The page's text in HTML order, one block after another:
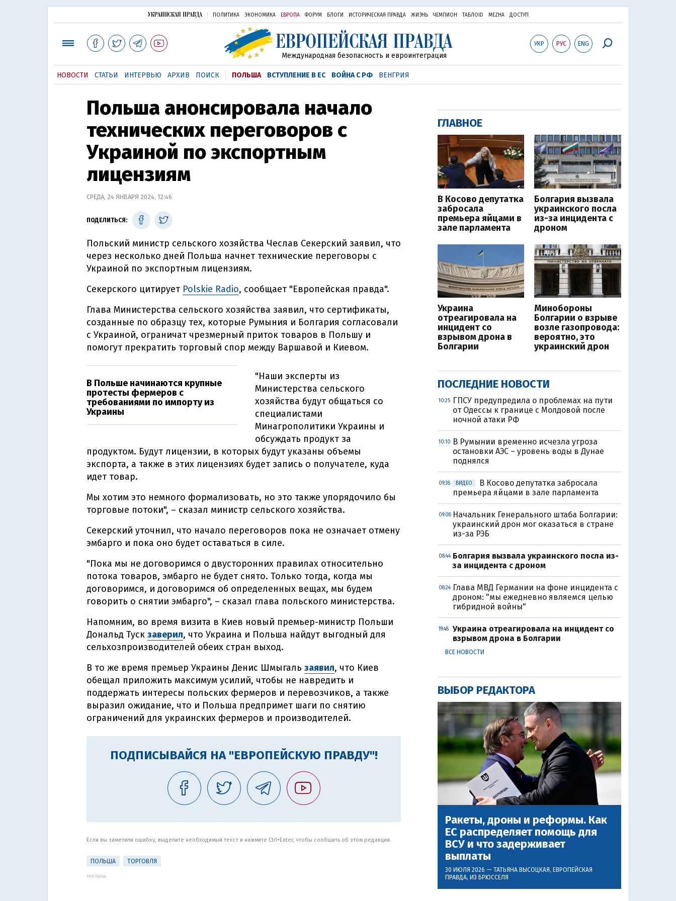
ПОЛИТИКА ЭКОНОМИКА ЕВРОПА ФОРУМ БЛОГИ ИСТОРИЧЕСКАЯ ПРАВДА ЖИЗНЬ ЧЕМПИОН ТАБЛОID MEZHA ДОСТУП
УКР РУС ENG
Международная безопасность и евроинтеграция
НОВОСТИ СТАТЬИ ИНТЕРВЬЮ АРХИВ ПОИСК ПОЛЬША ВСТУПЛЕНИЕ В ЕС ВОЙНА С РФ ВЕНГРИЯ
Польша анонсировала начало
технических переговоров с
Украиной по экспортным
лицензиям
СРЕДА, 24 ЯНВАРЯ 2024, 12:46
ПОДЕЛИТЬСЯ:
Польский министр сельского хозяйства Чеслав Секерский заявил, что
через несколько дней Польша начнет технические переговоры с
Украиной по экспортным лицензиям.
Секерского цитирует Polskie Radio, сообщает "Европейская правда".
Глава Министерства сельского хозяйства заявил, что сертификаты,
созданные по образцу тех, которые Румыния и Болгария согласовали
с Украиной, ограничат чрезмерный приток товаров в Польшу и
помогут прекратить торговый спор между Варшавой и Киевом.
В Польше начинаются крупные
протесты фермеров с
требованиями по импорту из
Украины
"Наши эксперты из
Министерства сельского
хозяйства будут общаться со
специалистами
Минагрополитики Украины и
обсуждать продукт за
продуктом. Будут лицензии, в которых будут указаны объемы
экспорта, а также в этих лицензиях будет запись о получателе, куда
идет товар.
Мы хотим это немного формализовать, но это также упорядочило бы
торговые потоки", – сказал министр сельского хозяйства.
Секерский уточнил, что начало переговоров пока не означает отмену
эмбарго и пока оно будет оставаться в силе.
"Пока мы не договоримся о двусторонних правилах относительно
потока товаров, эмбарго не будет снято. Только тогда, когда мы
договоримся, и договоримся об определенных вещах, мы будем
говорить о снятии эмбарго", – сказал глава польского министерства.
Напомним, во время визита в Киев новый премьер-министр Польши
Дональд Туск заверил, что Украина и Польша найдут выгодный для
сельхозпроизводителей обеих стран выход.
В то же время премьер Украины Денис Шмыгаль заявил, что Киев
обещал приложить максимум усилий, чтобы не навредить и
поддержать интересы польских фермеров и перевозчиков, а также
выразил ожидание, что и Польша предпримет шаги по снятию
ограничений для украинских фермеров и производителей.
ПОДПИСЫВАЙСЯ НА "ЕВРОПЕЙСКУЮ ПРАВДУ"!
Если вы заметили ошибку, выделите необходимый текст и нажмите Ctrl+Enter, чтобы сообщить об этом редакции.
ПОЛЬША ТОРГОВЛЯ
РЕКЛАМА:
ГЛАВНОЕ
В Косово депутатка
забросала
премьера яйцами в
зале парламента
Болгария вызвала
украинского посла
из-за инцидента с
дроном
Украина
отреагировала на
инцидент со
взрывом дрона в
Болгарии
Минобороны
Болгарии о взрыве
возле газопровода:
вероятно, это
украинский дрон
ПОСЛЕДНИЕ НОВОСТИ
10:25
ГПСУ предупредила о проблемах на пути
от Одессы к границе с Молдовой после
ночной атаки РФ
10:10
В Румынии временно исчезла угроза
остановки АЭС – уровень воды в Дунае
поднялся
09:38 ВИДЕО
В Косово депутатка забросала
премьера яйцами в зале парламента
09:08 Начальник Генерального штаба Болгарии:
украинский дрон мог оказаться в стране
из-за РЭБ
08:44 Болгария вызвала украинского посла из-
за инцидента с дроном
08:24
Глава МВД Германии на фоне инцидента с
дроном: "мы ежедневно являемся целью
гибридной войны"
19:48
Украина отреагировала на инцидент со
взрывом дрона в Болгарии
ВСЕ НОВОСТИ
ВЫБОР РЕДАКТОРА
Ракеты, дроны и реформы. Как
ЕС распределяет помощь для
ВСУ и что задерживает
выплаты
30 ИЮЛЯ 2026 — ТАТЬЯНА ВЫСОЦКАЯ, ЕВРОПЕЙСКАЯ
ПРАВДА, ИЗ БРЮССЕЛЯ